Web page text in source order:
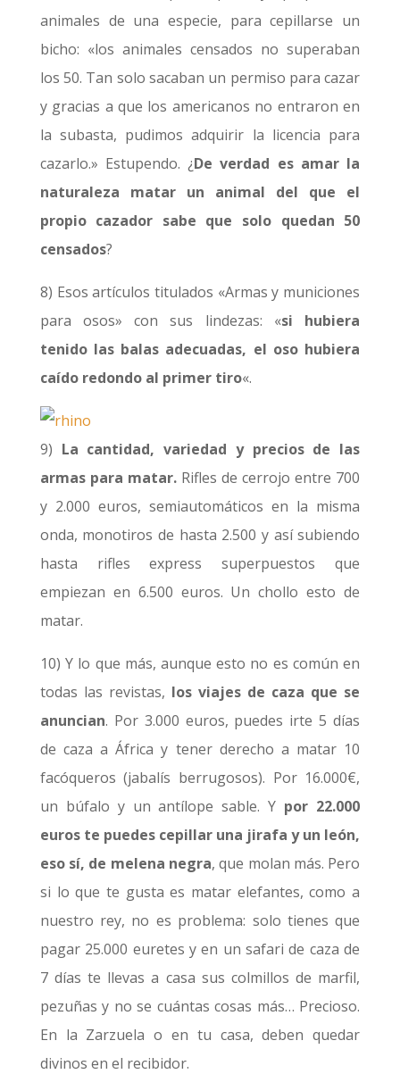
animales de una especie, para cepillarse un
bicho: «los animales censados no superaban
los 50. Tan solo sacaban un permiso para cazar
y gracias a que los americanos no entraron en
la subasta, pudimos adquirir la licencia para
cazarlo.» Estupendo. ¿De verdad es amar la
naturaleza matar un animal del que el
propio cazador sabe que solo quedan 50
censados?
8) Esos artículos titulados «Armas y municiones
para osos» con sus lindezas: «si hubiera
tenido las balas adecuadas, el oso hubiera
caído redondo al primer tiro«.
9) La cantidad, variedad y precios de las
armas para matar.Rifles de cerrojo entre 700
y 2.000 euros, semiautomáticos en la misma
onda, monotiros de hasta 2.500 y así subiendo
hasta rifles express superpuestos que
empiezan en 6.500 euros. Un chollo esto de
matar.
10) Y lo que más, aunque esto no es común en
todas las revistas, los viajes de caza que se
anuncian. Por 3.000 euros, puedes irte 5 días
de caza a África y tener derecho a matar 10
facóqueros (jabalís berrugosos). Por 16.000€,
un búfalo y un antílope sable. Y por 22.000
euros te puedes cepillar una jirafa y un león,
eso sí, de melena negra, que molan más. Pero
si lo que te gusta es matar elefantes, como a
nuestro rey, no es problema: solo tienes que
pagar 25.000 euretes y en un safari de caza de
7 días te llevas a casa sus colmillos de marfil,
pezuñas y no se cuántas cosas más… Precioso.
En la Zarzuela o en tu casa, deben quedar
divinos en el recibidor.